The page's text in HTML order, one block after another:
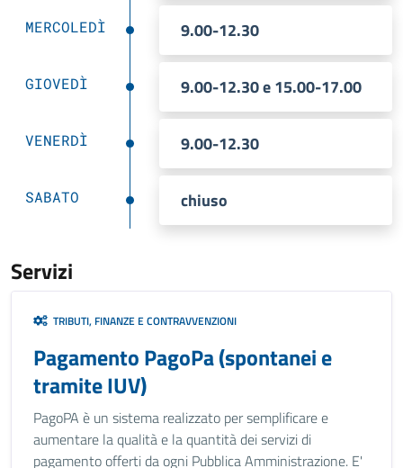
MERCOLEDÌ 9.00-12.30
GIOVEDÌ 9.00-12.30 e 15.00-17.00
VENERDÌ 9.00-12.30
SABATO chiuso
Servizi
TRIBUTI, FINANZE E CONTRAVVENZIONI
Pagamento PagoPa (spontanei e
tramite IUV)
PagoPA è un sistema realizzato per semplificare e
aumentare la qualità e la quantità dei servizi di
pagamento offerti da ogni Pubblica Amministrazione. E'